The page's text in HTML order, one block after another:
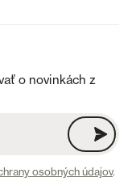
o novinkách z
osobných údajov.